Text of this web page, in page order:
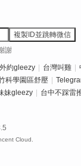
複製ID並跳轉微信
謝
約gleezy 台灣叫雞
科學園區舒壓
妹gleezy 台中不踩雷
Cloud.